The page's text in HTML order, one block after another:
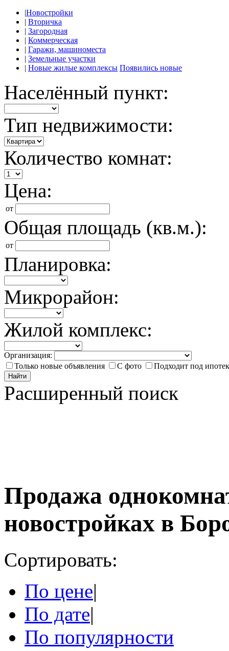
|Новостройки
| Вторичка
| Загородная
| Коммерческая
| Гаражи, машиноместа
| Земельные участки
| Новые жилые комплексы Появились новые
Населённый пункт:
Тип недвижимости:
Количество комнат:
Цена:
от
Общая площадь (кв.м.):
от
Планировка:
Микрорайон:
Жилой комплекс:
Организация:
Только новые объявления
С фото Подходит под
Найти
Расширенный поиск
Продажа
новостройках в
Сортировать:
По цене|
По дате|
По популярности